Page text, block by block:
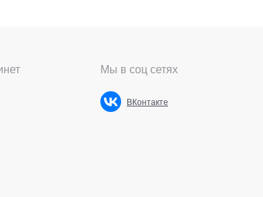
Мы в соц сетях
ВКонтакте